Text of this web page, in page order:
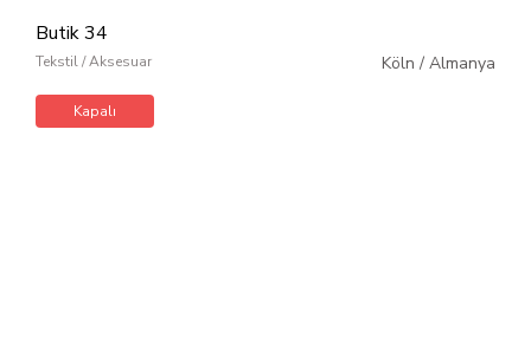
Butik 34
Tekstil / Aksesuar Köln / Almanya
Kapalı